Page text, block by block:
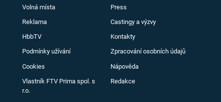
Volná místa Press
Reklama Castingy a výzvy
HbbTV Kontakty
Podmínky užívání Zpracování osobních údajů
Cookies Nápověda
Vlastník FTV Prima spol. s
r.o.
Redakce